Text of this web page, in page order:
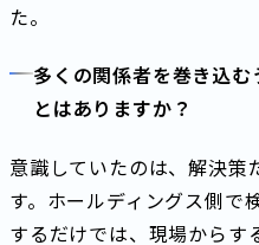
た。
多くの関係者を巻き込
とはありますか？
意識していたのは、解決策
す。ホールディングス側で
するだけでは、現場からす